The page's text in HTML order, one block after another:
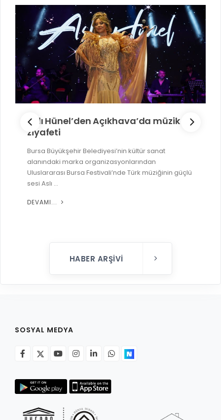
Aslı Hünel’den Açıkhava’da müzik
ziyafeti
Bursa Büyükşehir Belediyesi’nin kültür sanat
alanındaki marka organizasyonlarından
Uluslararası Bursa Festivali’nde Türk müziğinin güçlü
sesi Aslı ...
DEVAMI...
HABER ARŞIVI
SOSYAL MEDYA